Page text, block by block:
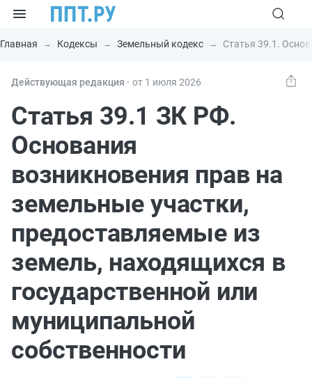
Главная Кодексы Земельный кодекс Статья 39.1.
Действующая редакция ⸱ от 1 июля 2026
Статья 39.1 ЗК РФ.
Основания
возникновения прав на
земельные участки,
предоставляемые из
земель, находящихся в
государственной или
муниципальной
собственности